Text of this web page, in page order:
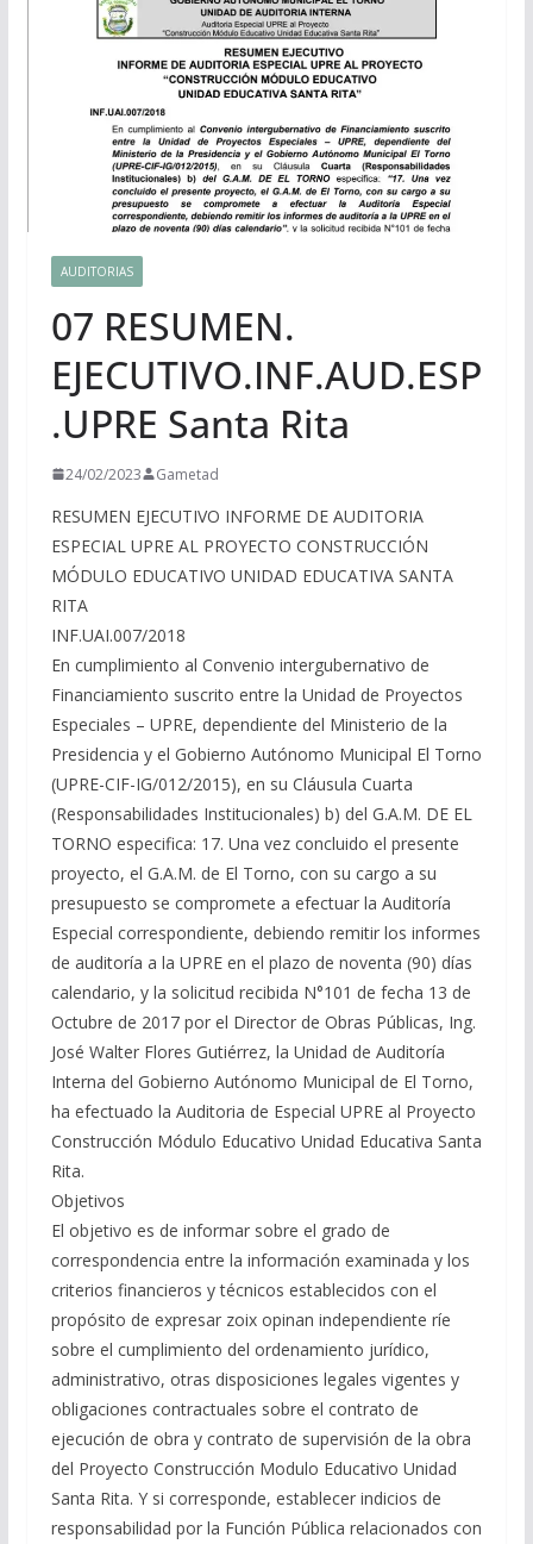
AUDITORIAS
07 RESUMEN.
EJECUTIVO.INF.AUD.ESP
.UPRE Santa Rita
24/02/2023 Gametad
RESUMEN EJECUTIVO INFORME DE AUDITORIA
ESPECIAL UPRE AL PROYECTO CONSTRUCCIÓN
MÓDULO EDUCATIVO UNIDAD EDUCATIVA SANTA
RITA
INF.UAI.007/2018
En cumplimiento al Convenio intergubernativo de
Financiamiento suscrito entre la Unidad de Proyectos
Especiales – UPRE, dependiente del Ministerio de la
Presidencia y el Gobierno Autónomo Municipal El Torno
(UPRE-CIF-IG/012/2015), en su Cláusula Cuarta
(Responsabilidades Institucionales) b) del G.A.M. DE EL
TORNO especifica: 17. Una vez concluido el presente
proyecto, el G.A.M. de El Torno, con su cargo a su
presupuesto se compromete a efectuar la Auditoría
Especial correspondiente, debiendo remitir los informes
de auditoría a la UPRE en el plazo de noventa (90) días
calendario, y la solicitud recibida N°101 de fecha 13 de
Octubre de 2017 por el Director de Obras Públicas, Ing.
José Walter Flores Gutiérrez, la Unidad de Auditoría
Interna del Gobierno Autónomo Municipal de El Torno,
ha efectuado la Auditoria de Especial UPRE al Proyecto
Construcción Módulo Educativo Unidad Educativa Santa
Rita.
Objetivos
El objetivo es de informar sobre el grado de
correspondencia entre la información examinada y los
criterios financieros y técnicos establecidos con el
propósito de expresar zoix opinan independiente ríe
sobre el cumplimiento del ordenamiento jurídico,
administrativo, otras disposiciones legales vigentes y
obligaciones contractuales sobre el contrato de
ejecución de obra y contrato de supervisión de la obra
del Proyecto Construcción Modulo Educativo Unidad
Santa Rita. Y si corresponde, establecer indicios de
responsabilidad por la Función Pública relacionados con